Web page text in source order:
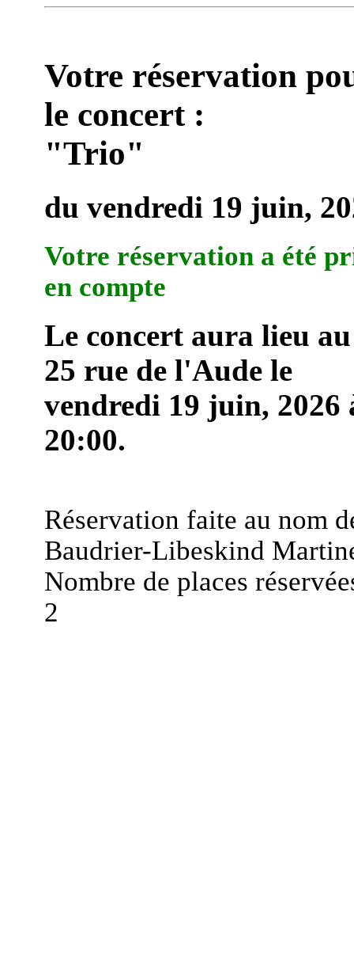
Votre réservation
le concert :
"Trio"
du vendredi 19 juin,
Votre réservation a été
en compte
Le concert aura lieu au
25 rue de l'Aude le
vendredi 19 juin, 2026
20:00.
Réservation faite au nom
Baudrier-Libeskind
Nombre de places
2